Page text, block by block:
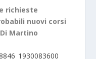
richieste
nuovi corsi
Martino